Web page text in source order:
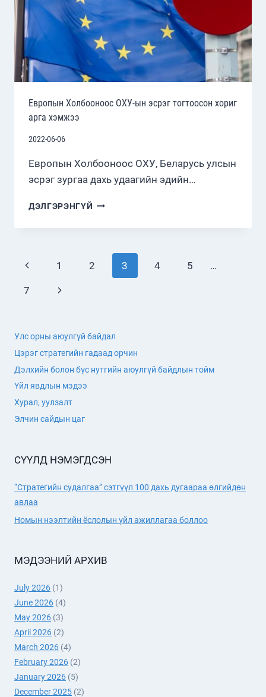
Европын Холбооноос ОХУ-ын эсрэг тогтоосон хориг
арга хэмжээ
2022-06-06
Европын Холбооноос ОХУ, Беларусь улсын
эсрэг зургаа дахь удаагийн эдийн…
ДЭЛГЭРЭНГҮЙ ЕВРОПЫН
ОХУ-
ЭСРЭГ
ТОГТООСОН
ХОРИГ
Page
navigation
Previous
Page
1 2 3 4 5 …
7
Next
Улс орны аюулгүй байдал
Цэрэг стратегийн гадаад орчин
Дэлхийн болон бүс нутгийн аюулгүй байдлын тойм
Үйл явдлын мэдээ
Хурал, уулзалт
Элчин сайдын цаг
СҮҮЛД НЭМЭГДСЭН
“Стратегийн судалгаа” сэтгүүл 100 дахь дугаараа өлгийдөн
авлаа
Номын нээлтийн ёслолын үйл ажиллагаа боллоо
МЭДЭЭНИЙ АРХИВ
July 2026 (1)
June 2026 (4)
May 2026 (3)
April 2026 (2)
March 2026 (4)
February 2026 (2)
January 2026 (5)
December 2025 (2)